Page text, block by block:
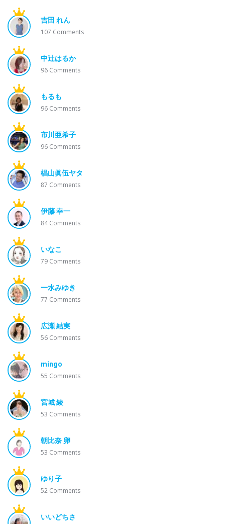
吉田 れん
107 Comments
中辻はるか
96 Comments
もるも
96 Comments
市川亜希子
96 Comments
椙山眞伍ヤタ
87 Comments
伊藤 幸一
84Comments
いなこ
79 Comments
一水みゆき
77 Comments
広瀬 結実
56 Comments
mingo
55 Comments
宮城 綾
53 Comments
朝比奈 卵
53 Comments
ゆり子
52 Comments
いいどちさ